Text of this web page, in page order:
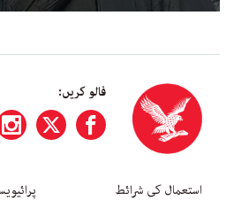
فالو کریں:
استعمال کی شرائط